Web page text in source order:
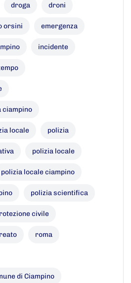
droga droni
orsini emergenza
incidente
ciampino
locale polizia
polizia locale
polizia locale ciampino
polizia scientifica
civile
reato roma
di Ciampino